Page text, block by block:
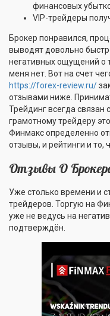
финансовых
VIP-трейдеры
Брокер понравился,
выводят довольно
негативных ощущений о
меня нет. Вот на счет
https://forex-review.ru/
отзывами ниже.
Трейдинг всегда связан
грамотному трейдеру
Финмакс определенно
отзывы, и рейтинги и то,
Отзывы О
Уже столько времени и
трейдеров. Торгую на
уже не ведусь на
подтверждён.